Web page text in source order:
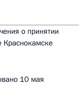
о принятии
Краснокамске
10 мая